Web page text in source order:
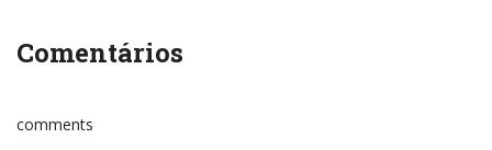
Comentários
comments